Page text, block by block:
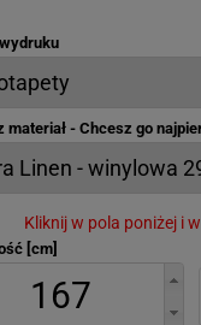
materiał - Chcesz go
Kliknij w pola poniżej i
[cm]